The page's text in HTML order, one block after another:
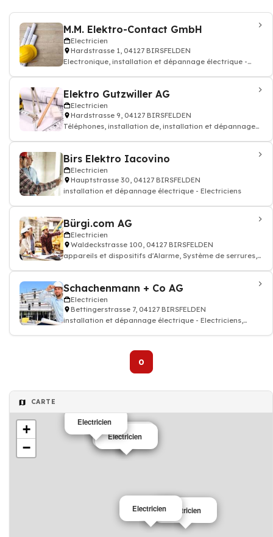
M.M. Elektro-Contact GmbH
Electricien
Hardstrasse 1, 04127 BIRSFELDEN
Electronique, installation et dépannage électrique -
Elektro Gutzwiller AG
Electricien
Hardstrasse 9, 04127 BIRSFELDEN
Téléphones, installation de, installation et dépannage
Birs Elektro Iacovino
Electricien
Hauptstrasse 30, 04127 BIRSFELDEN
installation et dépannage électrique - Electriciens
Bürgi.com AG
Electricien
Waldeckstrasse 100, 04127 BIRSFELDEN
appareils et dispositifs d'Alarme, Système de serrures,
Schachenmann + Co AG
Electricien
Bettingerstrasse 7, 04127 BIRSFELDEN
installation et dépannage électrique - Electriciens,
0
CARTE
Electricien
Electricien
Electricien
Electricien
Electricien
+
−